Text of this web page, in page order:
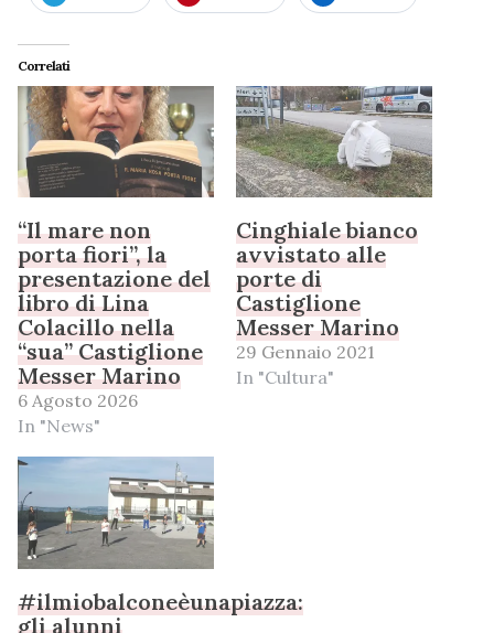
Correlati
“Il mare non
porta fiori”, la
presentazione del
libro di Lina
Colacillo nella
“sua” Castiglione
Messer Marino
6 Agosto 2026
In "News"
Cinghiale bianco
avvistato alle
porte di
Castiglione
Messer Marino
29 Gennaio 2021
In "Cultura"
#ilmiobalconeèunapiazza:
gli alunni